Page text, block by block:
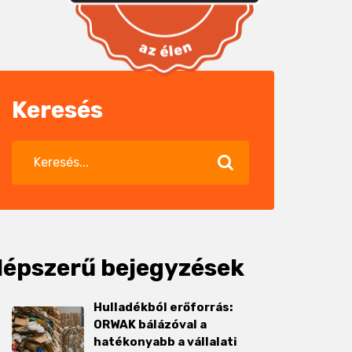
Keresés
bejegyzések
Hulladékból erőforrás:
ORWAK bálázóval a
hatékonyabb a vállalati